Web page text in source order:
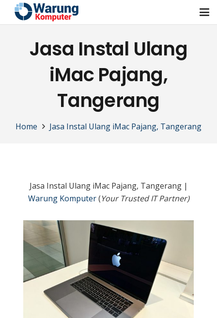
Jasa Instal Ulang
iMac Pajang,
Tangerang
Home Jasa Instal Ulang iMac Pajang, Tangerang
Jasa Instal Ulang iMac Pajang, Tangerang |
Warung Komputer(Your Trusted IT Partner)